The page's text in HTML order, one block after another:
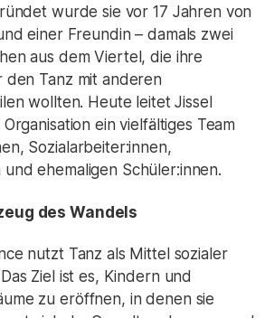
wurde sie vor 17 Jahren von
einer Freundin – damals zwei
aus dem Viertel, die ihre
den Tanz mit anderen
wollten. Heute leitet Jissel
ein vielfältiges Team
Sozialarbeiter:innen,
und ehemaligen Schüler:innen.
des Wandels
nutzt Tanz als Mittel sozialer
Ziel ist es, Kindern und
zu eröffnen, in denen sie